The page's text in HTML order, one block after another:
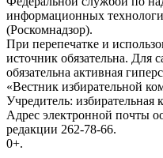
информационных
(Роскомнадзор).
При перепечатке и
источник обязательна. Для
обязательна активная
«Вестник избирательной
Учредитель: избирательная
Адрес электронной почты
редакции 262-78-66.
0+.